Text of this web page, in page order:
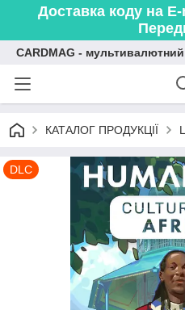
Доставка коду на
CARDMAG - мультивалютний
КАТАЛОГ ПРОДУКЦІЇ
DLC